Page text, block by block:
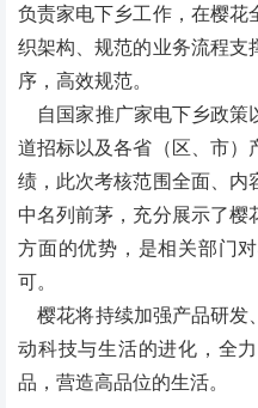
负责家电下乡工作，在樱花
织架构、规范的业务流程支
序，高效规范。
自国家推广家电下乡政策
道招标以及各省（区、市）
绩，此次考核范围全面、内
中名列前茅，充分展示了樱
方面的优势，是相关部门
可。
樱花将持续加强产品研发
动科技与生活的进化，全
品，营造高品位的生活。